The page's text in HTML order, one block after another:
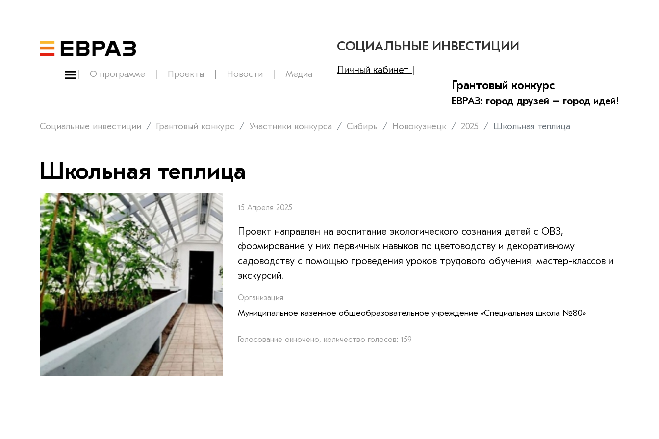
СОЦИАЛЬНЫЕ ИНВЕСТИЦИИ
О программе Проекты Новости Медиа Личный кабинет |
Грантовый конкурс
ЕВРАЗ: город друзей – город идей!
Социальные инвестиции Грантовый конкурс Участники конкурса Сибирь Новокузнецк 2025 Школьная теплица
Школьная теплица
15 Апреля 2025
Проект направлен на воспитание экологического сознания детей с ОВЗ,
формирование у них первичных навыков по цветоводству и декоративному
садоводству с помощью проведения уроков трудового обучения, мастер-классов и
экскурсий.
Организация
Муниципальное казенное общеобразовательное учреждение «Специальная школа №80»
Голосование окночено, количество голосов: 159